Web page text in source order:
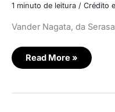
1 minuto de leitura / Crédito
Vander Nagata, da
Read More »